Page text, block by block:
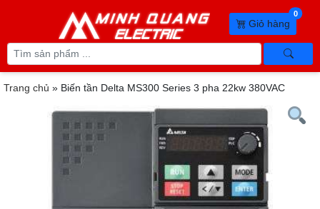
Giỏ hàng
0
Trang chủ » Biến tần Delta MS300 Series 3 pha 22kw 380VAC